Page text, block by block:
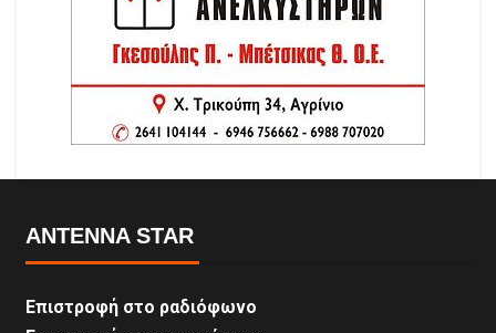
ANTENNA STAR
Επιστροφή στο ραδιόφωνο